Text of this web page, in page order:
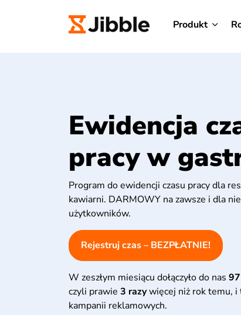
Produkt
Ewidencja
pracy w
Program do ewidencji czasu pracy dla
kawiarni. DARMOWY na zawsze i dla
użytkowników.
Rejestruj czas – BEZPŁATNIE!
W zeszłym miesiącu dołączyło do nas
czyli prawie 3 razywięcej niż rok temu, i
kampanii reklamowych.